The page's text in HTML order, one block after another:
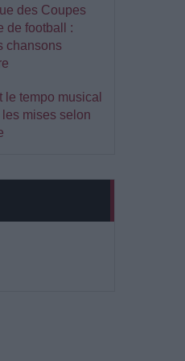
des Coupes
de football :
chansons
le tempo musical
mises selon